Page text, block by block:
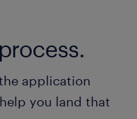
分・休憩60分）
分・休憩60分）
application
you land that